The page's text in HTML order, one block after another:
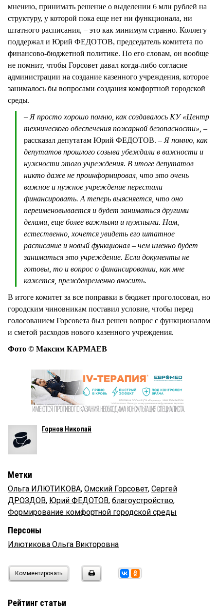
мнению, принимать решение о выделении 6 млн рублей на
структуру, у которой пока еще нет ни функционала, ни
штатного расписания, – это как минимум странно. Коллегу
поддержал и Юрий ФЕДОТОВ, председатель комитета по
финансово-бюджетной политике. По его словам, он вообще
не помнит, чтобы Горсовет давал когда-либо согласие
администрации на создание казенного учреждения, которое
занималось бы вопросами создания комфортной городской
среды.
– Я просто хорошо помню, как создавалось КУ «Центр
технического обеспечения пожарной безопасности», –
рассказал депутатам Юрий ФЕДОТОВ. – Я помню, как
депутатов прошлого созыва убеждали в важности и
нужности этого учреждения. В итоге депутатов
никто даже не проинформировал, что это очень
важное и нужное учреждение перестали
финансировать. А теперь выясняется, что оно
переименовывается и будет заниматься другими
делами, еще более важными и нужными. Нам,
естественно, хочется увидеть его штатное
расписание и новый функционал – чем именно будет
заниматься это учреждение. Если документы не
готовы, то и вопрос о финансировании, как мне
кажется, преждевременно вносить.
В итоге комитет за все поправки в бюджет проголосовал, но
городским чиновникам поставил условие, чтобы перед
голосованием Горсовета был решен вопрос с функционалом
и сметой расходов нового казенного учреждения.
Фото © Максим КАРМАЕВ
Горнов Николай
Метки
Ольга ИЛЮТИКОВА, Омский Горсовет, Сергей
ДРОЗДОВ, Юрий ФЕДОТОВ, благоустройство,
Формирование комфортной городской среды
Персоны
Илютикова Ольга Викторовна
Комментировать
Рейтинг статьи